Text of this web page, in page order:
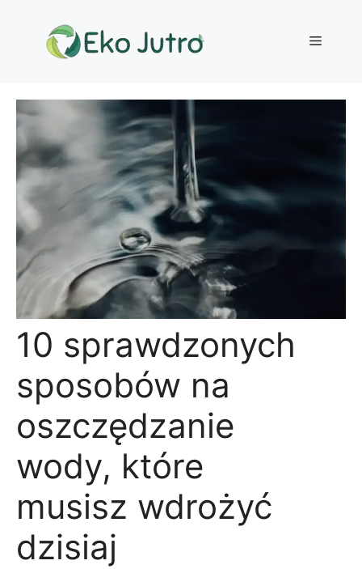
Menu
10 sprawdzonych
sposobów na
oszczędzanie
wody, które
musisz wdrożyć
dzisiaj